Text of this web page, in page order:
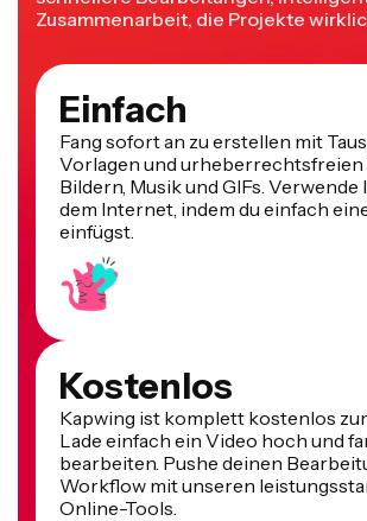
Zusammenarbeit, die Projekte
Einfach
Fang sofort an zu erstellen mit
Vorlagen und urheberrechtsfreien
Bildern, Musik und GIFs. Verwende
dem Internet, indem du einfach
einfügst.
Kostenlos
Kapwing ist komplett kostenlos
Lade einfach ein Video hoch und
bearbeiten. Pushe deinen
Workflow mit unseren
Online-Tools.